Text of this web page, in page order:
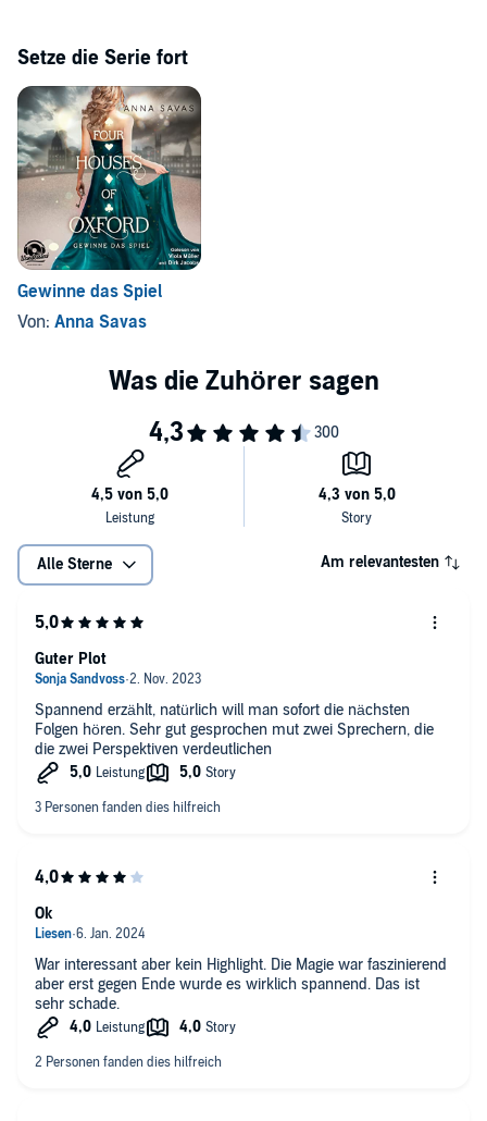
Setze die Serie fort
Gewinne das Spiel
Von: Anna Savas
Alle Sterne Am relevantesten
Spannend erzählt, natürlich will man sofort die nächsten
Folgen hören. Sehr gut gesprochen mut zwei Sprechern, die
die zwei Perspektiven verdeutlichen
Guter Plot
War interessant aber kein Highlight. Die Magie war faszinierend
aber erst gegen Ende wurde es wirklich spannend. Das ist
sehr schade.
Ok